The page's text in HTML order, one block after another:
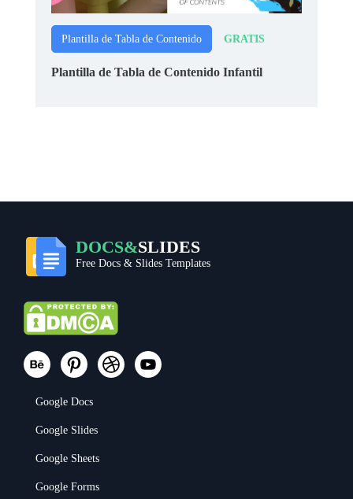
Plantilla de Tabla de Contenido GRATIS
Plantilla de Tabla de Contenido Infantil
DOCS&SLIDES
Free Docs & Slides Templates
Google Docs
Google Slides
Google Sheets
Google Forms